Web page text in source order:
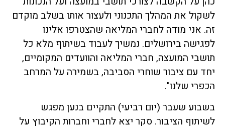
לשקול את המהלך התכנוני ולעצור אותו בשלב מוקדם
זה. אני מודה לחברי המליאה שהצטרפו אלינו
לפגישה בירושלים. נמשיך לעבוד בשיתוף מלא כל
תושבי המועצה, חברי המליאה והוועדים המקומיים,
יחד עם ציבור שוחרי הסביבה, בשמירה על המרחב
הכפרי שלנו".
בשבוע שעבר (יום רביעי) התקיים בנען מפגש
לשיתוף הציבור. סקר יצא לחברי וחברות הקיבוץ על